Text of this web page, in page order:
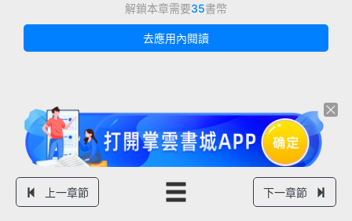
解鎖本章需要35書幣
去應用內閱讀
上一章節 下一章節